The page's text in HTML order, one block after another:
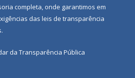
completa, onde garantimos em
das leis de transparência
da Transparência Pública